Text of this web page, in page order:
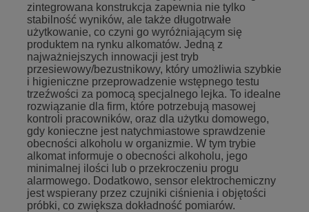
zintegrowana konstrukcja zapewnia nie tylko
stabilność wyników, ale także długotrwałe
użytkowanie, co czyni go wyróżniającym się
produktem na rynku alkomatów. Jedną z
najważniejszych innowacji jest tryb
przesiewowy/bezustnikowy, który umożliwia szybkie
i higieniczne przeprowadzenie wstępnego testu
trzeźwości za pomocą specjalnego lejka. To idealne
rozwiązanie dla firm, które potrzebują masowej
kontroli pracowników, oraz dla użytku domowego,
gdy konieczne jest natychmiastowe sprawdzenie
obecności alkoholu w organizmie. W tym trybie
alkomat informuje o obecności alkoholu, jego
minimalnej ilości lub o przekroczeniu progu
alarmowego. Dodatkowo, sensor elektrochemiczny
jest wspierany przez czujniki ciśnienia i objętości
próbki, co zwiększa dokładność pomiarów.